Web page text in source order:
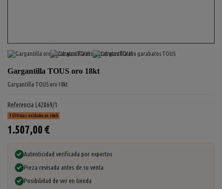
Gargantilla TOUS oro 18kt
Gargantilla TOUS oro 18kt
Referencia L42869/1
Últimas unidades en stock
1.507,00 €
Autenticidad verificada por expertos
Pieza revisada antes de su venta
Posibilidad de ver en tienda